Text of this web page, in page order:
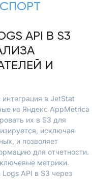
API В S3
И
в JetStat
из Яндекс AppMetrica
их в S3 для
исключая
и позволяет
для отчетности.
метрики.
API в S3 через